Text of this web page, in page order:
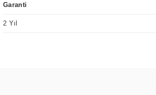
Garanti
2 Yıl